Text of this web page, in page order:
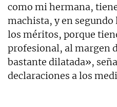
como mi hermana,
machista, y en segundo
los méritos, porque
profesional, al margen
bastante dilatada»,
declaraciones a los